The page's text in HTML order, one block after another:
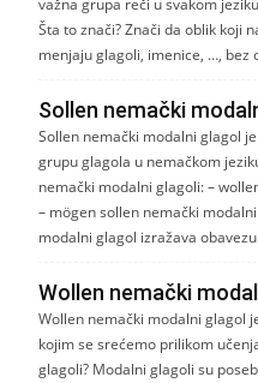
važna grupa reči u svakom
Šta to znači? Znači da oblik koji
menjaju glagoli, imenice, …, bez
Sollen nemački
Sollen nemački modalni glagol
grupu glagola u nemačkom
nemački modalni glagoli: –
– mögen sollen nemački
modalni glagol izražava
Wollen nemački
Wollen nemački modalni glagol
kojim se srećemo prilikom
glagoli? Modalni glagoli su